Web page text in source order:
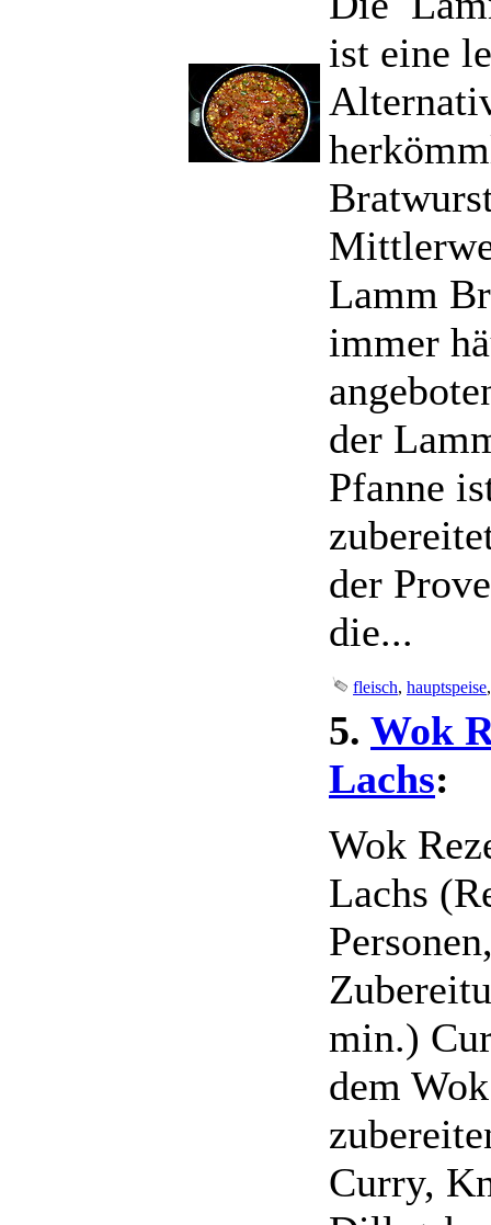
ist eine
Lamm
immer
der
Pfanne
der
die...
fleisch, hauptspeise
5. Wok
Lachs:
Wok
Lachs
min.)
dem
Curry,